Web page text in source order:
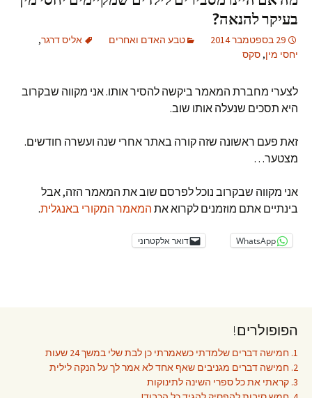
בעיקר להנאה?
29 בספטמבר 2014 טבע האדם ואחרים אליס דרגר,
יחסי מין, סקס
לצערי מחברת המאמר ביקשה להסיר אותו. אני מקווה שבקרוב
היא תסכים שנעלה אותו שוב.
זאת פעם ראשונה שזה קורה באתר אחרי שנה ועשרה חודשים.
מצטער…
אני מקווה שבקרוב נוכל לפרסם שוב את המאמר הזה, אבל
בינתיים אתם מוזמנים לקרוא את המאמר המקורי באנגלית.
WhatsApp דואר אלקטרוני
הפופולרים!
1. חמישה דברים שלמדתי כשאמרתי כן לבת שלי במשך 24 שעות
2. חמישה דברים מגניבים שאף אחד לא אמר לך על הנקה לילית
3. קראתי את כל ספרי השינה לתינוקות